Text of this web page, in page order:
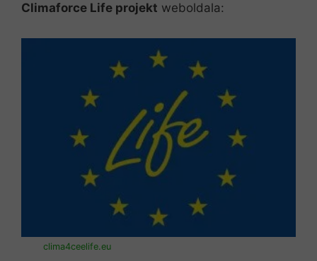
Climaforce Life projekt weboldala:
clima4ceelife.eu